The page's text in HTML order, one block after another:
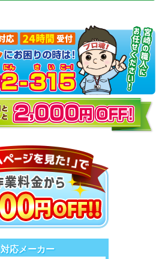
対応メーカー